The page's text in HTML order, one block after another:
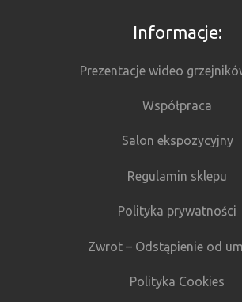
Informacje:
Prezentacje wideo
Współpraca
Salon ekspozycyjny
Regulamin sklepu
Polityka prywatności
Zwrot – Odstąpienie od
Polityka Cookies